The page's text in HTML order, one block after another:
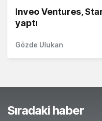
Inveo Ventures,
yaptı
Gözde Ulukan
Sıradaki haber